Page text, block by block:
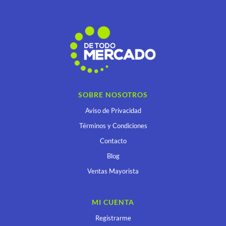
SOBRE NOSOTROS
Aviso de Privacidad
Términos y Condiciones
Contacto
Blog
Ventas Mayorista
MI CUENTA
Registrarme